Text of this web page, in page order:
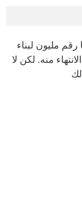
ولوحة مزاجنا رقم مليون لبناء
منه. لكن لا